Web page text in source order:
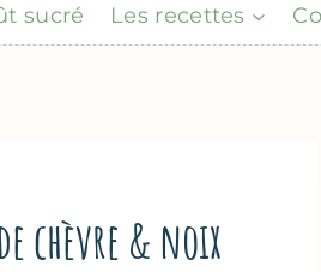
sucré Les recettes
chèvre & noix